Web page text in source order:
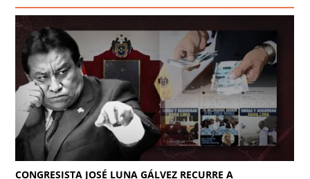
CONGRESISTA JOSÉ LUNA GÁLVEZ RECURRE A